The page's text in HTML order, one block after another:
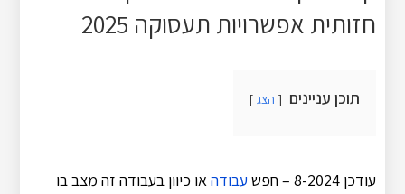
חזותית אפשרויות תעסוקה 2025
תוכן עניינים הצג
עודכן 8-2024 – חפש עבודהאו כיוון בעבודה זה מצב בו